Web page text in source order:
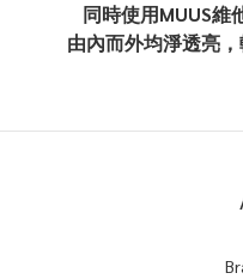
同時使用MUUS維
由內而外均淨透亮